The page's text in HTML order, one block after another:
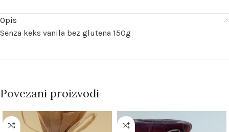
Opis
Senza keks vanila bez glutena 150g
Povezani proizvodi